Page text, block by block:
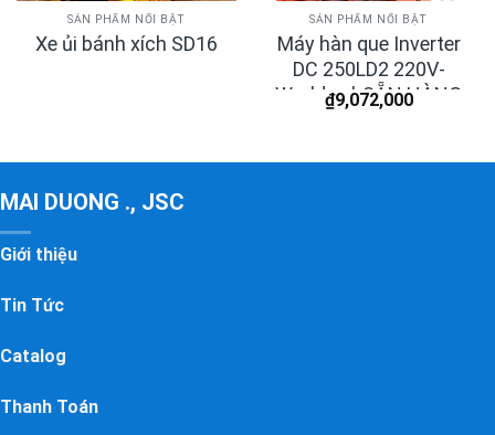
SẢN PHẨM NỔI BẬT
Xe ủi bánh xích SD16
SẢN PHẨM NỔI BẬT
Máy hàn que Inverter
DC 250LD2 220V-
Worldwel-SẴN HÀNG
₫9,072,000
MAI DUONG ., JSC
Giới thiệu
Tin Tức
Catalog
Thanh Toán